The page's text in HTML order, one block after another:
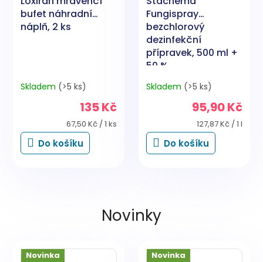
bufet náhradní
náplň, 2 ks
Skladem (>5 ks)
135 Kč
Měrná
cena:
67,50 Kč / 1 ks
Do košíku
Fungispray
bezchlorový
dezinfekční
přípravek, 500 ml +
50 %
Skladem (>5 ks)
95,90 Kč
Měrná
cena:
127,87 Kč / 1 l
Do košíku
Novinky
Novinka Novinka